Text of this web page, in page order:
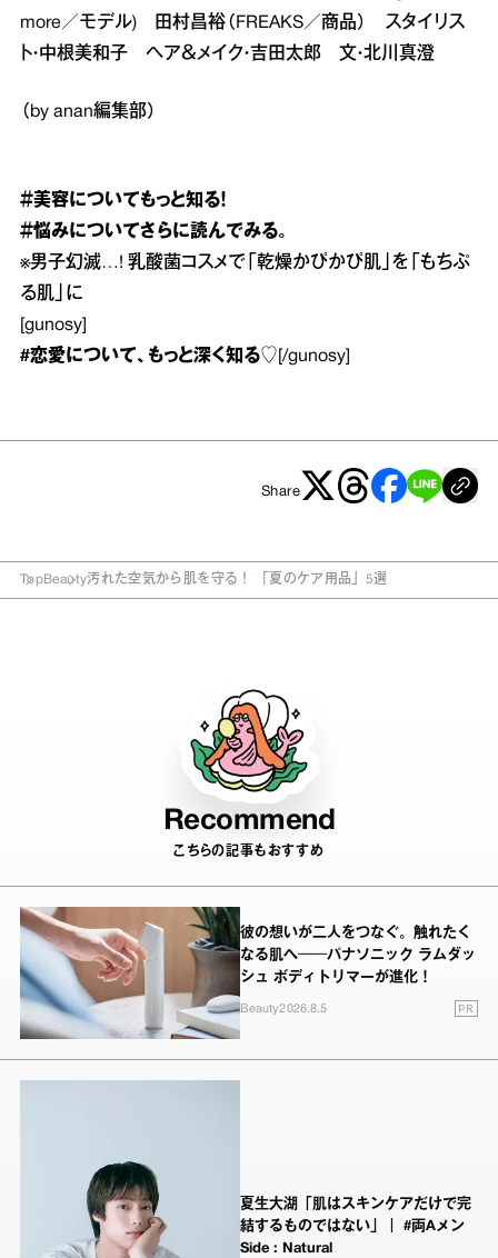
more／モデル) 田村昌裕（FREAKS／商品） スタイリス
ト・中根美和子 ヘア＆メイク・吉田太郎 文・北川真澄
（by anan編集部）
＃美容についてもっと知る！
＃悩みについてさらに読んでみる。
※男子幻滅…! 乳酸菌コスメで「乾燥かぴかぴ肌」を「もちぷ
る肌」に
[gunosy]
#恋愛について、もっと深く知る♡ [/gunosy]
Share
TopBeauty汚れた空気から肌を守る！ 「夏のケア用品」5選
Recommend
こちらの記事もおすすめ
彼の想いが二人をつなぐ。触れたく
なる肌へ──パナソニック ラムダッ
シュ ボディトリマーが進化！
Beauty2026.8.5 PR
夏生大湖「肌はスキンケアだけで完
結するものではない」｜ #両Aメン
Side : Natural